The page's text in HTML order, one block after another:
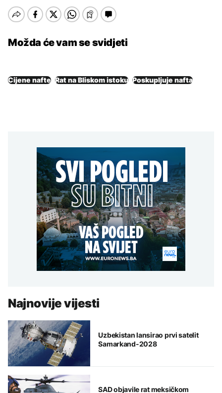
Možda će vam se svidjeti
Cijene nafte Rat na Bliskom istoku Poskupljuje nafta
Najnovije vijesti
Uzbekistan lansirao prvi satelit
Samarkand-2028
SAD objavile rat meksičkom